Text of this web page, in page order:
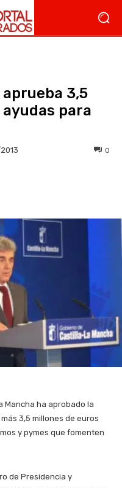
3,5
para
0
Mancha ha aprobado la
3,5 millones de euros
y pymes que fomenten
de Presidencia y